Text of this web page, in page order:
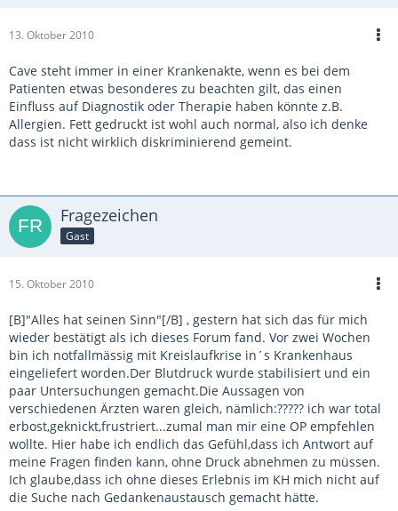
13. Oktober 2010
Cave steht immer in einer Krankenakte, wenn es bei dem
Patienten etwas besonderes zu beachten gilt, das einen
Einfluss auf Diagnostik oder Therapie haben könnte z.B.
Allergien. Fett gedruckt ist wohl auch normal, also ich denke
dass ist nicht wirklich diskriminierend gemeint.
Fragezeichen
Gast
15. Oktober 2010
[B]"Alles hat seinen Sinn"[/B] , gestern hat sich das für mich
wieder bestätigt als ich dieses Forum fand. Vor zwei Wochen
bin ich notfallmässig mit Kreislaufkrise in´s Krankenhaus
eingeliefert worden.Der Blutdruck wurde stabilisiert und ein
paar Untersuchungen gemacht.Die Aussagen von
verschiedenen Ärzten waren gleich, nämlich:????? ich war total
erbost,geknickt,frustriert...zumal man mir eine OP empfehlen
wollte. Hier habe ich endlich das Gefühl,dass ich Antwort auf
meine Fragen finden kann, ohne Druck abnehmen zu müssen.
Ich glaube,dass ich ohne dieses Erlebnis im KH mich nicht auf
die Suche nach Gedankenaustausch gemacht hätte.